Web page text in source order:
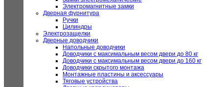
Электромагнитные замки
Дверная фурнитура
Ручки
Цилиндры
Электрозащелки
Дверные доводчики
Напольные доводчики
Доводчики с максимальным весом двери до 80 кг
Доводчики с максимальным весом двери до 160 кг
Доводчики скрытого монтажа
Монтажные пластины и аксессуары
Тяговые устройства